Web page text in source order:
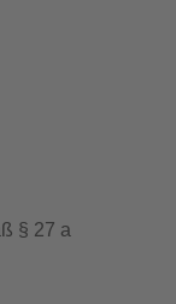
§ 27 a